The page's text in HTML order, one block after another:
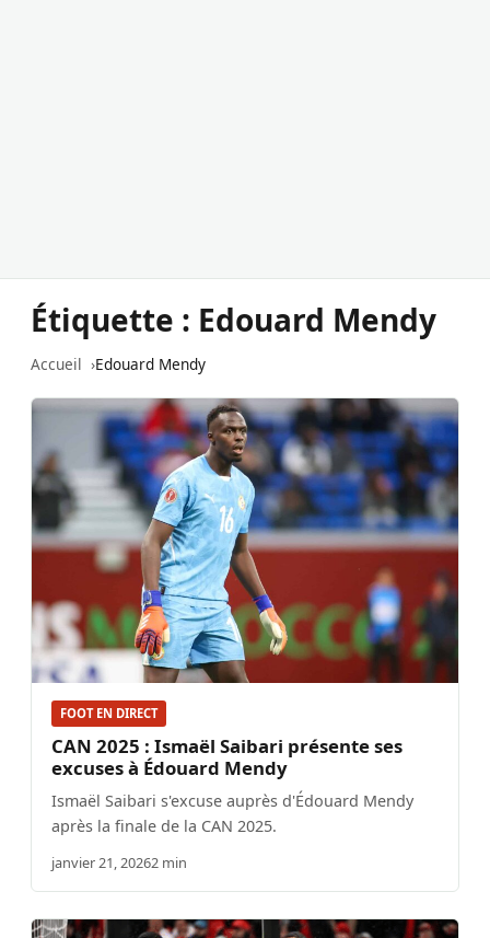
Étiquette : Edouard Mendy
Accueil Edouard Mendy
FOOT EN DIRECT
CAN 2025 : Ismaël Saibari présente ses
excuses à Édouard Mendy
Ismaël Saibari s'excuse auprès d'Édouard Mendy
après la finale de la CAN 2025.
janvier 21, 20262 min